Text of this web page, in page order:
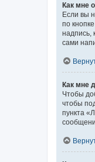
Как мне
Если вы
по кнопке
надпись,
сами
Как мне
Чтобы
чтобы
пункта